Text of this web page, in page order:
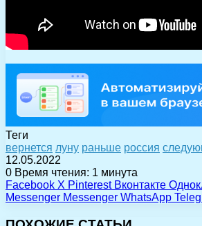
Теги
вернется луну раньше россия
12.05.2022
0 Время чтения: 1 минута
Facebook X Pinterest Вконтакте
Messenger Messenger WhatsApp